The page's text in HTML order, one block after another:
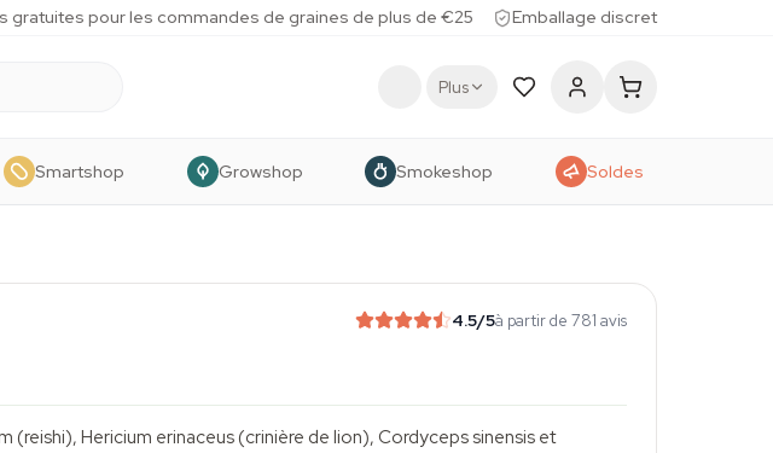
gratuites pour les commandes de graines de plus de €25 Emballage discret
Plus
Smartshop Growshop Smokeshop Soldes
4.5/5à partir de 781 avis
(reishi), Hericium erinaceus (crinière de lion), Cordycepssinensis et